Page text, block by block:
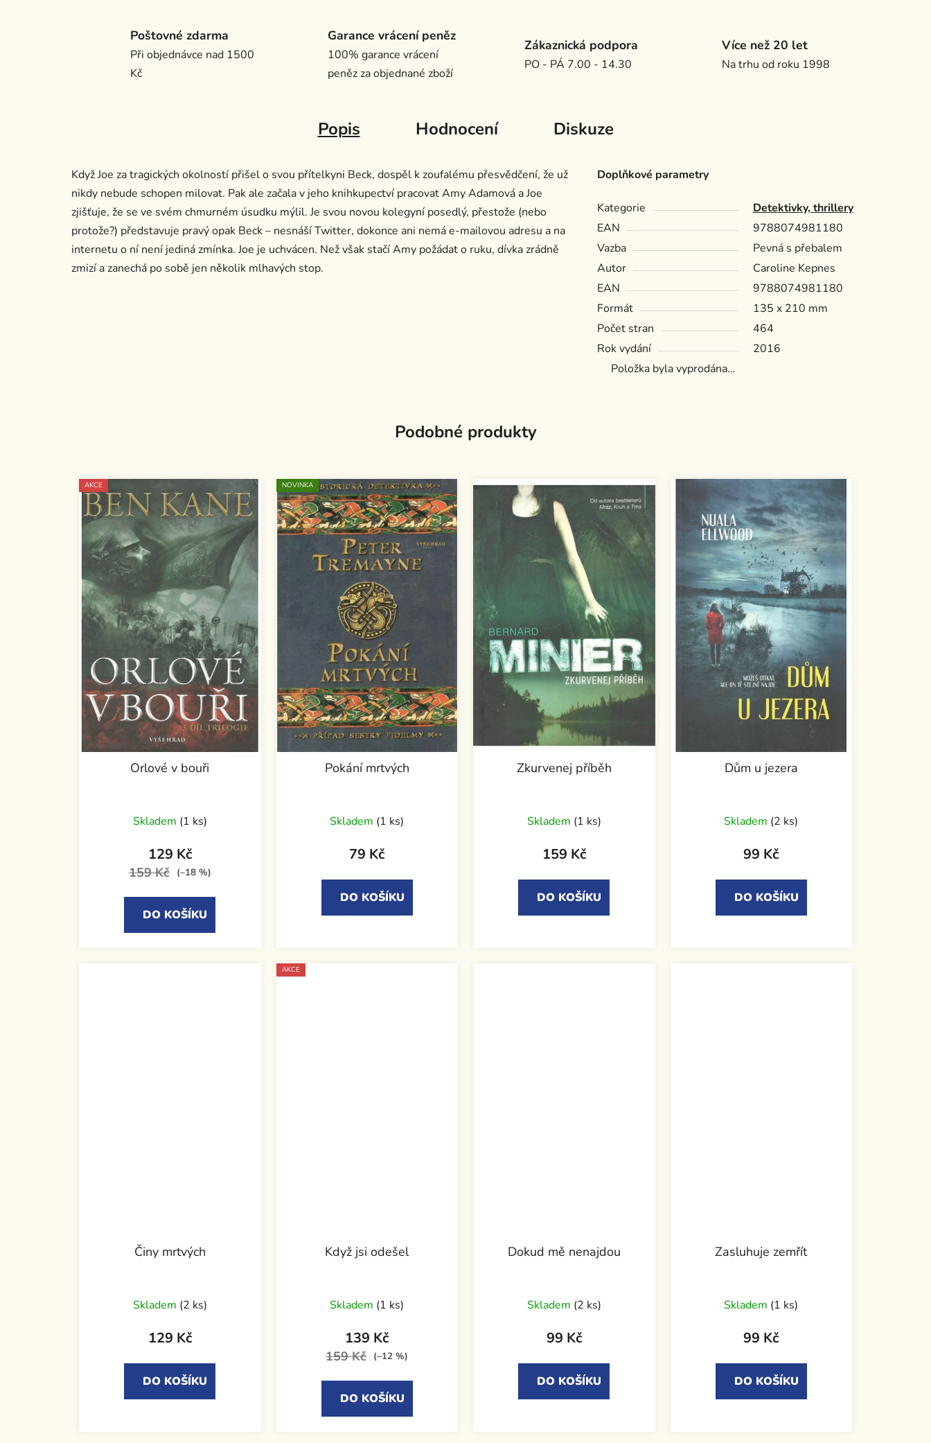
Poštovné zdarma
Při objednávce nad 1500
Kč
Garance vrácení peněz
100% garance vrácení
peněz za objednané zboží
Zákaznická podpora
PO - PÁ 7.00 - 14.30
Více než 20 let
Na trhu od roku 1998
Popis Hodnocení Diskuze
Když Joe za tragických okolností přišel o svou přítelkyni Beck, dospěl k zoufalému přesvědčení, že už
nikdy nebude schopen milovat. Pak ale začala v jeho knihkupectví pracovat Amy Adamová a Joe
zjišťuje, že se ve svém chmurném úsudku mýlil. Je svou novou kolegyní posedlý, přestože (nebo
protože?) představuje pravý opak Beck – nesnáší Twitter, dokonce ani nemá e-mailovou adresu a na
internetu o ní není jediná zmínka. Joe je uchvácen. Než však stačí Amy požádat o ruku, dívka zrádně
zmizí a zanechá po sobě jen několik mlhavých stop.
Doplňkové parametry
Kategorie
Detektivky, thrillery
EAN
9788074981180
Vazba
Pevná s přebalem
Autor
Caroline Kepnes
EAN
9788074981180
Formát
135 x 210 mm
Počet stran
464
Rok vydání
2016
Položka byla vyprodána…
Podobné produkty
AKCE
Orlové v bouři
Skladem (1 ks)
129 Kč
159 Kč (–18 %)
DO KOŠÍKU
NOVINKA
Pokání mrtvých
Skladem (1 ks)
79 Kč
DO KOŠÍKU
Zkurvenej příběh
Skladem (1 ks)
159 Kč
DO KOŠÍKU
Dům u jezera
Skladem (2 ks)
99 Kč
DO KOŠÍKU
Činy mrtvých
Skladem (2 ks)
129 Kč
DO KOŠÍKU
AKCE
Když jsi odešel
Skladem (1 ks)
139 Kč
159 Kč (–12 %)
DO KOŠÍKU
Dokud mě nenajdou
Skladem (2 ks)
99 Kč
DO KOŠÍKU
Zasluhuje zemřít
Skladem (1 ks)
99 Kč
DO KOŠÍKU